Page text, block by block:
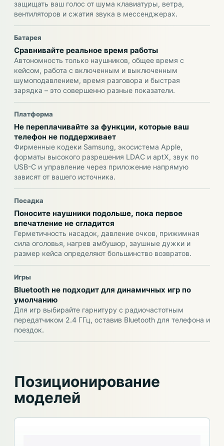
защищать ваш голос от шума клавиатуры, ветра,
вентиляторов и сжатия звука в мессенджерах.
Батарея
Сравнивайте реальное время работы
Автономность только наушников, общее время с
кейсом, работа с включенным и выключенным
шумоподавлением, время разговора и быстрая
зарядка – это совершенно разные показатели.
Платформа
Не переплачивайте за функции, которые ваш
телефон не поддерживает
Фирменные кодеки Samsung, экосистема Apple,
форматы высокого разрешения LDAC и aptX, звук по
USB-C и управление через приложение напрямую
зависят от вашего источника.
Посадка
Поносите наушники подольше, пока первое
впечатление не сгладится
Герметичность насадок, давление очков, прижимная
сила оголовья, нагрев амбушюр, заушные дужки и
размер кейса определяют большинство возвратов.
Игры
Bluetooth не подходит для динамичных игр по
умолчанию
Для игр выбирайте гарнитуру с радиочастотным
передатчиком 2.4 ГГц, оставив Bluetooth для телефона и
поездок.
Позиционирование
моделей